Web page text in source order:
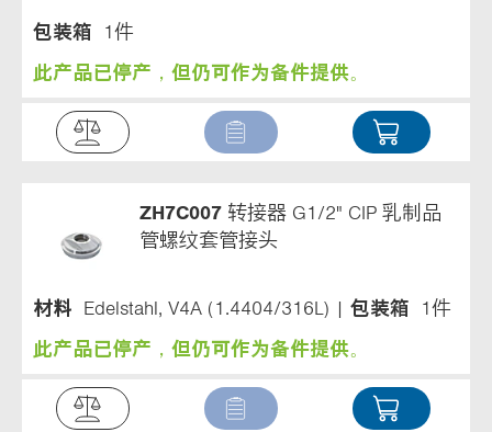
包装箱 1件
此产品已停产，但仍可作为备件提供。
ZH7C007 转接器 G1/2" CIP 乳制品
管螺纹套管接头
材料 Edelstahl, V4A (1.4404/316L) 包装箱 1件
此产品已停产，但仍可作为备件提供。